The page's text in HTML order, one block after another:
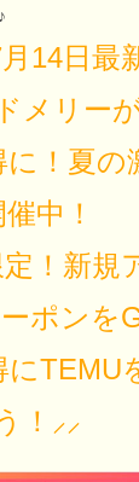
14日最
メリー
！夏の
催中！
！新規
ポンを
TEMU
！⸝⸝